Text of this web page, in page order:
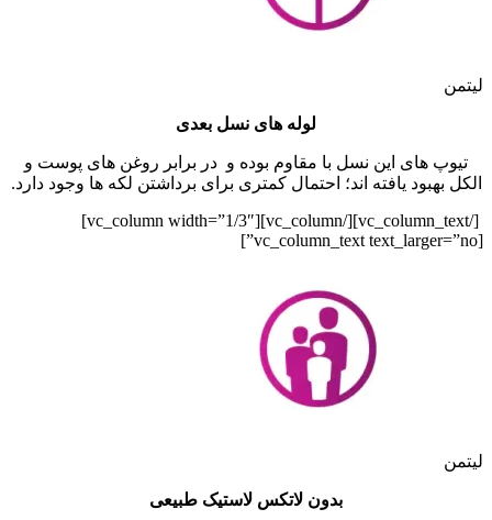
لیتمن
لوله های نسل بعدی
تیوپ های این نسل با مقاوم بوده و در برابر روغن های پوست و
الکل بهبود یافته اند؛ احتمال کمتری برای برداشتن لکه ها وجود دارد.
[/vc_column_text][/vc_column][vc_column width=”1/3″]
[vc_column_text text_larger=”no”]
لیتمن
بدون لاتکس لاستیک طبیعی